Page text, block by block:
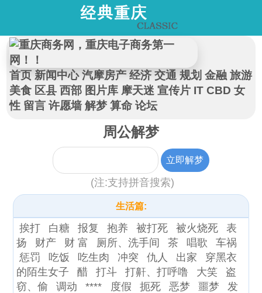
首页 新闻中心 汽摩房产 经济 交通 规划 金融 旅游
美食 区县 西部 图片库 摩天迷 宣传片 IT CBD 女
性 留言 许愿墙 解梦 算命 论坛
周公解梦
(注:支持拼音搜索)
生活篇:
挨打 白糖 报复 抱养 被打死 被火烧死
表
扬
财产 财 富 厕所、洗手间 茶 唱歌
车祸
惩罚
吃饭 吃生肉 冲突 仇人 出家
穿黑衣
的陌生女子
醋 打斗 打鼾、打呼噜 大笑
盗
窃、偷
调动 **** 度假 扼死 恶梦 噩梦
发